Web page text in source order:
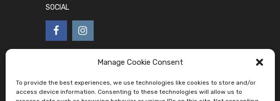
Manage Cookie Consent
To provide the best experiences, we use technologies like cookies to store and/or
access device information. Consenting to these technologies will allow us to
SOCIAL